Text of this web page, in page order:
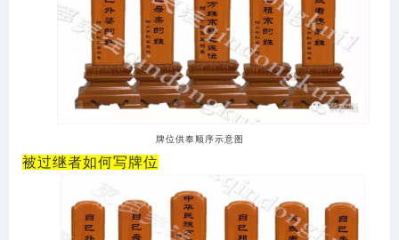
牌位供奉顺序示意图
被过继者如何写牌位